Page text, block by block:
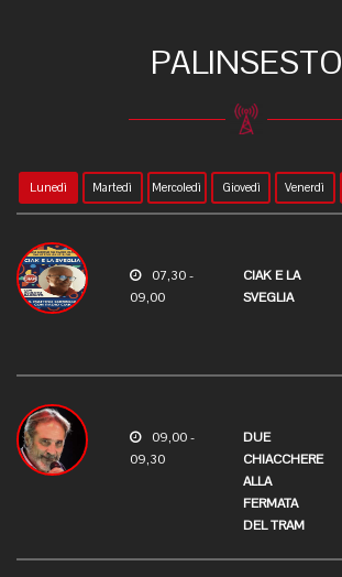
PALINSESTO
Lunedì Martedì Mercoledì Giovedì Venerdì
07,30 -
09,00
CIAK E LA
SVEGLIA
09,00 -
09,30
DUE
CHIACCHERE
ALLA
FERMATA
DEL TRAM